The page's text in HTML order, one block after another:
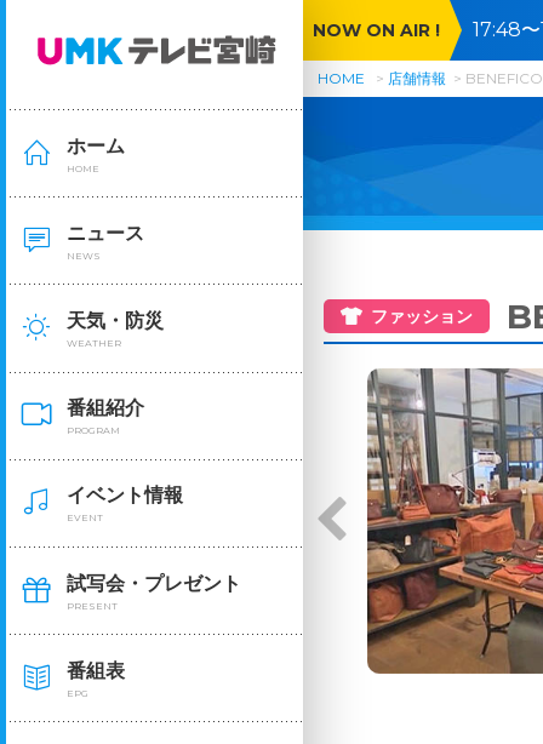
ホーム
HOME
ニュース
NEWS
天気・防災
WEATHER
番組紹介
PROGRAM
イベント情報
EVENT
試写会・プレゼント
PRESENT
番組表
EPG
NOW ON AIR !
17:48
語る▼
HOME 店舗情報 BENEFICO
ファッション